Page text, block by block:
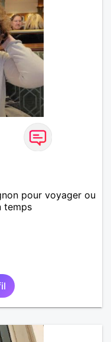
pour voyager ou
temps